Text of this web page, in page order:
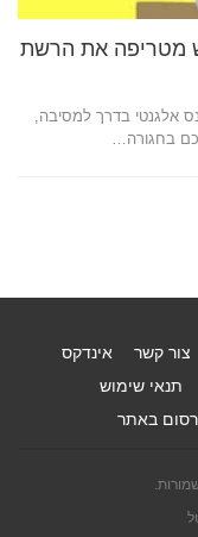
מטריפה את הרשת
אלגנטי בדרך למסיבה,
בחגורה…
צור קשר
אינדקס
תנאי שימוש
באתר